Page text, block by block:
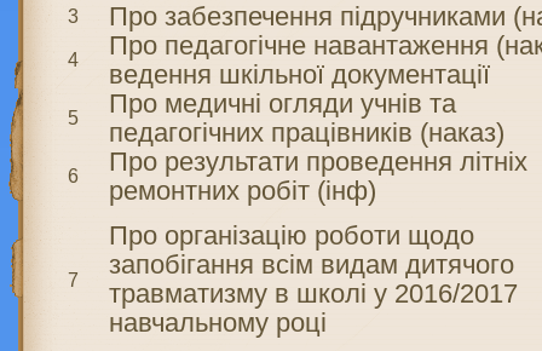
3 Про забезпечення підручниками
4
Про педагогічне навантаження
ведення шкільної документації
5
Про медичні огляди учнів та
педагогічних працівників (наказ)
6
Про результати проведення літніх
ремонтних робіт (інф)
7
Про організацію роботи щодо
запобігання всім видам дитячого
травматизму в школі у 2016/2017
навчальному році